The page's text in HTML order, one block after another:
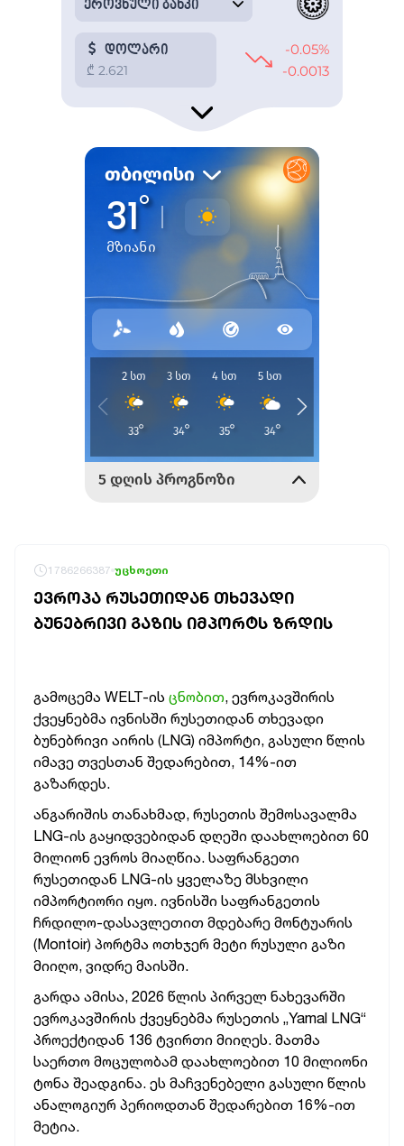
1786266387 უცხოეთი
ᲔᲕᲠᲝᲞᲐ ᲠᲣᲡᲔᲗᲘᲓᲐᲜ ᲗᲮᲔᲕᲐᲓᲘ
ᲑᲣᲜᲔᲑᲠᲘᲕᲘ ᲒᲐᲖᲘᲡ ᲘᲛᲞᲝᲠᲢᲡ ᲖᲠᲓᲘᲡ
გამოცემა WELT-ის ცნობით, ევროკავშირის
ქვეყნებმა ივნისში რუსეთიდან თხევადი
ბუნებრივი აირის (LNG) იმპორტი, გასული წლის
იმავე თვესთან შედარებით, 14%-ით
გაზარდეს.
ანგარიშის თანახმად, რუსეთის შემოსავალმა
LNG-ის გაყიდვებიდან დღეში დაახლოებით 60
მილიონ ევროს მიაღწია. საფრანგეთი
რუსეთიდან LNG-ის ყველაზე მსხვილი
იმპორტიორი იყო. ივნისში საფრანგეთის
ჩრდილო-დასავლეთით მდებარე მონტუარის
(Montoir) პორტმა ოთხჯერ მეტი რუსული გაზი
მიიღო, ვიდრე მაისში.
გარდა ამისა, 2026 წლის პირველ ნახევარში
ევროკავშირის ქვეყნებმა რუსეთის „Yamal LNG“
პროექტიდან 136 ტვირთი მიიღეს. მათმა
საერთო მოცულობამ დაახლოებით 10 მილიონი
ტონა შეადგინა. ეს მაჩვენებელი გასული წლის
ანალოგიურ პერიოდთან შედარებით 16%-ით
მეტია.